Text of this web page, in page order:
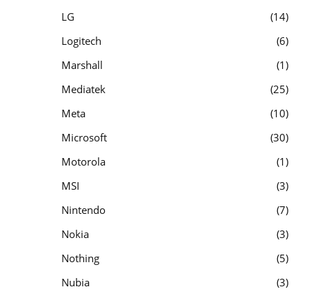
LG
14
Logitech
6
Marshall
1
Mediatek
25
Meta
10
Microsoft
30
Motorola
1
MSI
3
Nintendo
7
Nokia
3
Nothing
5
Nubia
3